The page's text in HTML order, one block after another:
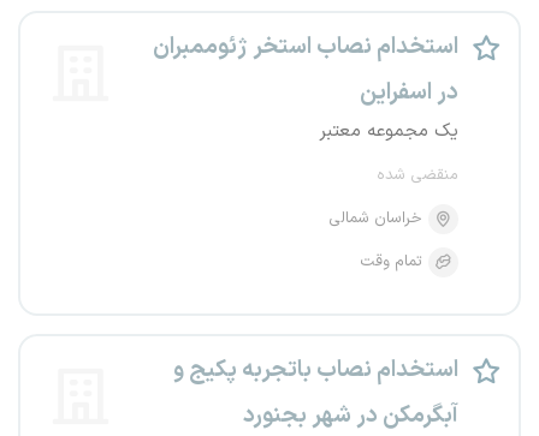
استخدام نصاب استخر ژئوممبران
در اسفراین
یک مجموعه معتبر
منقضی شده
خراسان شمالی
تمام وقت
استخدام نصاب باتجربه پکیج و
آبگرمکن در شهر بجنورد